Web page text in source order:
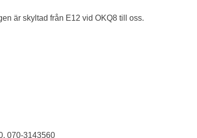
är skyltad från E12 vid OKQ8 till oss.
070-3143560